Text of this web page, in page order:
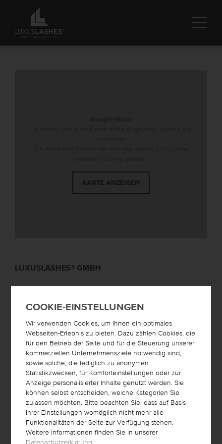
KARTE ANZEIGEN
LUXUSLASHES® GMBH
Österreich
Fax: Whats App: 004366488454393
SCHREIBEN SIE UNS
Vorname
Nachname*
COOKIE-EINSTELLUNGEN
Wir verwenden Cookies, um Ihnen ein optimales
Webseiten-Erlebnis zu bieten. Dazu zählen Cookies, die
für den Betrieb der Seite und für die Steuerung unserer
kommerziellen Unternehmensziele notwendig sind,
sowie solche, die lediglich zu anonymen
Statistikzwecken, für Komforteinstellungen oder zur
Anzeige personalisierter Inhalte genutzt werden. Sie
können selbst entscheiden, welche Kategorien Sie
zulassen möchten. Bitte beachten Sie, dass auf Basis
Ihrer Einstellungen womöglich nicht mehr alle
Funktionalitäten der Seite zur Verfügung stehen.
Weitere Informationen finden Sie in unserer
Datenschutzerklärung.